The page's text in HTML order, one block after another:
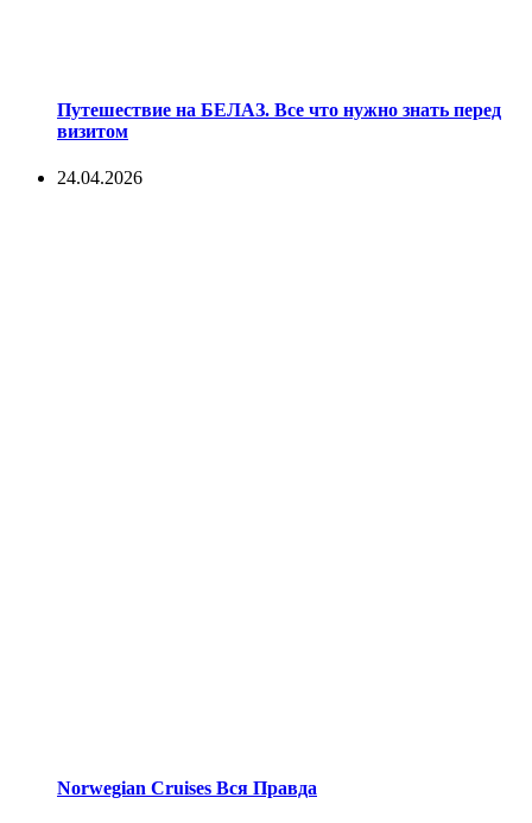
Путешествие на БЕЛАЗ. Все что нужно знать перед
визитом
24.04.2026
Norwegian Cruises Вся Правда